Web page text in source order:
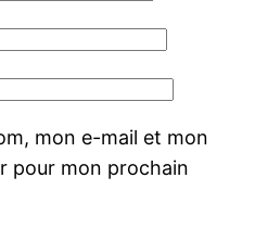
mon e-mail et mon
pour mon prochain